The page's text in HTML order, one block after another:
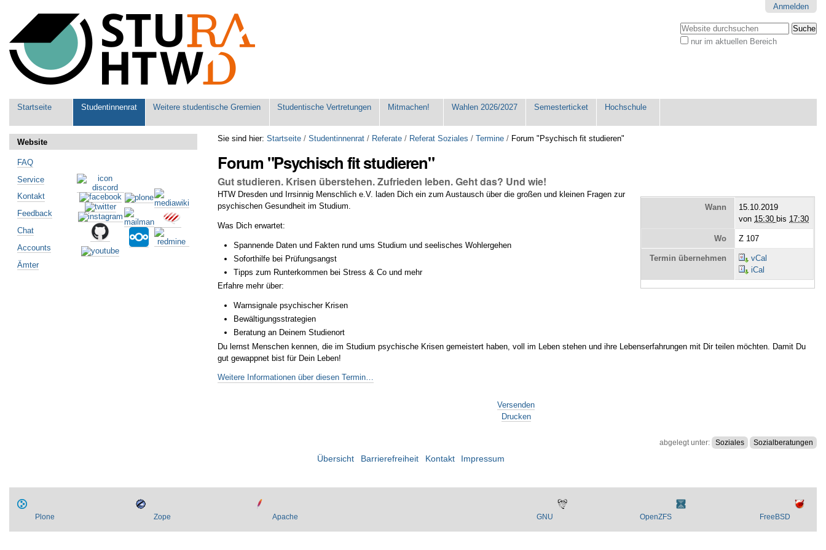
Werkzeuge
Anmelden
Website durchsuchen
nur im aktuellen Bereich
Sektionen
Startseite Studentinnenrat Weitere studentische Gremien Studentische Vertretungen Mitmachen! Wahlen 2026/2027 Semesterticket Hochschule
Sie sind hier: Startseite /Studentinnenrat / Referate / Referat Soziales /Termine / Forum "Psychisch fit studieren"
Forum "Psychisch fit studieren"
Gut studieren. Krisen überstehen. Zufrieden leben. Geht das? Und wie!
Wann
15.10.2019
von 15:30 bis 17:30
Wo Z 107
Termin übernehmen
vCal
iCal
HTW Dresden und Irrsinnig Menschlich e.V. laden Dich ein zum Austausch über die großen und kleinen Fragen zur
psychischen Gesundheit im Studium.
Was Dich erwartet:
Spannende Daten und Fakten rund ums Studium und seelisches Wohlergehen
Soforthilfe bei Prüfungsangst
Tipps zum Runterkommen bei Stress & Co und mehr
Erfahre mehr über:
Warnsignale psychischer Krisen
Bewältigungsstrategien
Beratung an Deinem Studienort
Du lernst Menschen kennen, die im Studium psychische Krisen gemeistert haben, voll im Leben stehen und ihre Lebenserfahrungen mit Dir teilen möchten. Damit Du
gut gewappnet bist für Dein Leben!
Weitere Informationen über diesen Termin…
Versenden
Drucken
abgelegt unter: Soziales Sozialberatungen
Website
FAQ
Service
Kontakt
Feedback
Chat
Accounts
Ämter
Übersicht Barrierefreiheit Kontakt Impressum
Plone Zope Apache GNU OpenZFS FreeBSD